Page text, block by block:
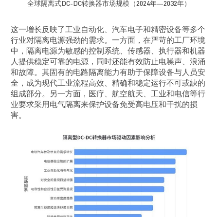
全球隔离式DC-DC转换器市场规模（2024年—2032年）
这一增长反映了工业自动化、汽车电子和精密设备等多个
行业对隔离电源强劲的需求。一方面，在严苛的工厂环境
中，隔离电源为敏感的控制系统、传感器、执行器和机器
人提供稳定可靠的电源，同时还能有效防止电噪声、浪涌
和故障。其固有的电路隔离能力有助于保障设备与人员安
全，成为现代工业流程高效、精确和稳定运行不可或缺的
组成部分。另一方面，医疗、航空航天、工业和电信等行
业要求采用电气隔离来保护设备免受高电压和干扰的损
害。